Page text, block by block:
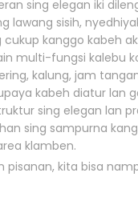
sing elegan iki
lawang sisih,
kanggo kabeh
multi-fungsi kalebu
kalung, jam
kabeh diatur lan
sing elegan lan
sing sampurna kang
klamben.
pisanan, kita bisa